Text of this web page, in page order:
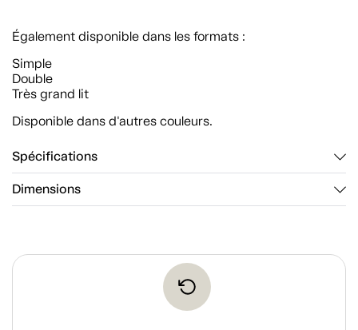
Également disponible dans les formats :
Simple
Double
Très grand lit
Disponible dans d'autres couleurs.
Spécifications
Dimensions